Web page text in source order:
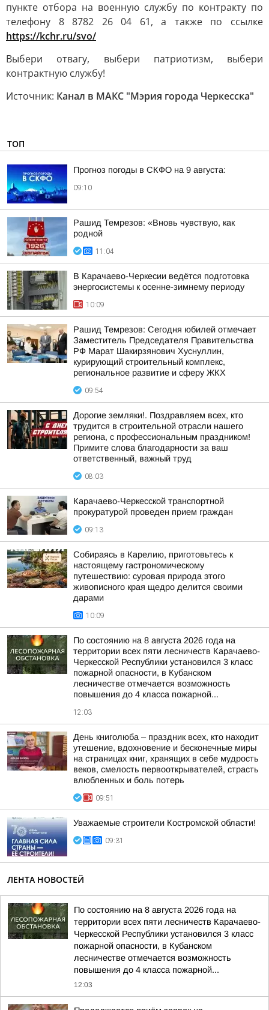
пункте отбора на военную службу по контракту по
телефону 8 8782 26 04 61, а также по ссылке
https://kchr.ru/svo/
Выбери отвагу, выбери патриотизм, выбери
контрактную службу!
Источник: Канал в МАКС "Мэрия города Черкесска"
ТОП
Прогноз погоды в СКФО на 9 августа:
09:10
Рашид Темрезов: «Вновь чувствую, как
родной
11:04
В Карачаево-Черкесии ведётся подготовка
энергосистемы к осенне-зимнему периоду
10:09
Рашид Темрезов: Сегодня юбилей отмечает
Заместитель Председателя Правительства
РФ Марат Шакирзянович Хуснуллин,
курирующий строительный комплекс,
региональное развитие и сферу ЖКХ
09:54
Дорогие земляки!. Поздравляем всех, кто
трудится в строительной отрасли нашего
региона, с профессиональным праздником!
Примите слова благодарности за ваш
ответственный, важный труд
08:03
Карачаево-Черкесской транспортной
прокуратурой проведен прием граждан
09:13
Собираясь в Карелию, приготовьтесь к
настоящему гастрономическому
путешествию: суровая природа этого
живописного края щедро делится своими
дарами
10:09
По состоянию на 8 августа 2026 года на
территории всех пяти лесничеств Карачаево-
Черкесской Республики установился 3 класс
пожарной опасности, в Кубанском
лесничестве отмечается возможность
повышения до 4 класса пожарной...
12:03
День книголюба – праздник всех, кто находит
утешение, вдохновение и бесконечные миры
на страницах книг, хранящих в себе мудрость
веков, смелость первооткрывателей, страсть
влюбленных и боль потерь
09:51
Уважаемые строители Костромской области!
09:31
ЛЕНТА НОВОСТЕЙ
По состоянию на 8 августа 2026 года на
территории всех пяти лесничеств Карачаево-
Черкесской Республики установился 3 класс
пожарной опасности, в Кубанском
лесничестве отмечается возможность
повышения до 4 класса пожарной...
12:03